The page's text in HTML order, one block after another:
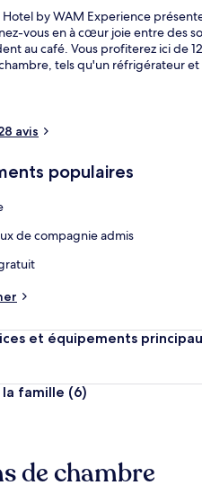
Hotel by WAM Experience
vous en à cœur joie entre des
au café. Vous profiterez ici de
tels qu'un réfrigérateur
avis
populaires
de compagnie admis
et équipements
la famille (6)
de chambre